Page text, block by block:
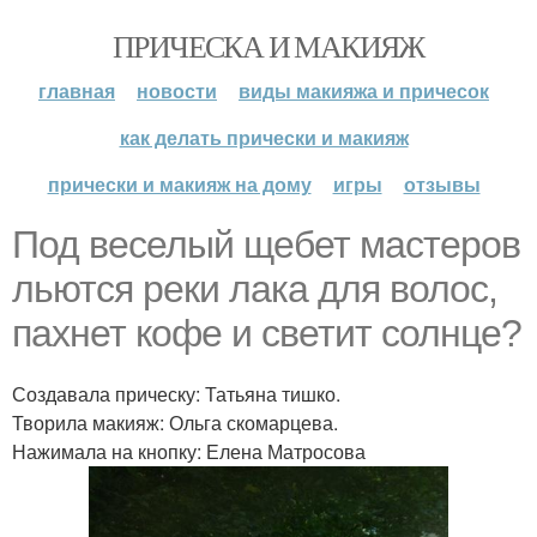
ПРИЧЕСКА И МАКИЯЖ
главная новости
виды макияжа и причесок
как делать прически и макияж
прически и макияж на дому
игры отзывы
Под веселый щебет мастеров
льются реки лака для волос,
пахнет кофе и светит солнце?
Создавала прическу: Татьяна тишко.
Творила макияж: Ольга скомарцева.
Нажимала на кнопку: Елена Матросова